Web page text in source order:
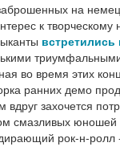
на
к
встретились
во время этих
ранних демо
захочется
смазливых юношей
рок-н-ролл